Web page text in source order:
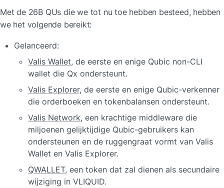
Met de 26B QUs die we tot nu toe hebben besteed, hebben
we het volgende bereikt:
Gelanceerd:
Valis Wallet, de eerste en enige Qubic non-CLI
wallet die Qx ondersteunt.
Valis Explorer, de eerste en enige Qubic-verkenner
die orderboeken en tokenbalansen ondersteunt.
Valis Network, een krachtige middleware die
miljoenen gelijktijdige Qubic-gebruikers kan
ondersteunen en de ruggengraat vormt van Valis
Wallet en Valis Explorer.
QWALLET, een token dat zal dienen als secundaire
wijziging in VLIQUID.